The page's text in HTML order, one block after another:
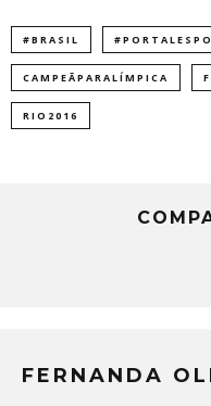
#BRASIL
CAMPEÃPARALÍMPICA
RIO2016
FERNANDA